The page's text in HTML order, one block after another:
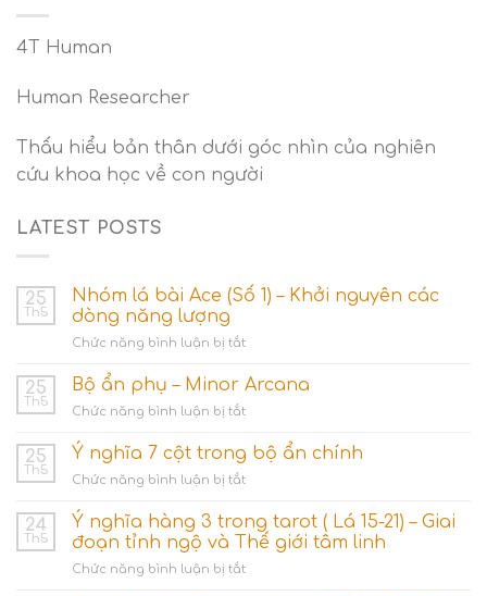
4T Human
Human Researcher
Thấu hiểu bản thân dưới góc nhìn của nghiên
cứu khoa học về con người
LATEST POSTS
25
Th5
Nhóm lá bài Ace (Số 1) – Khởi nguyên các
dòng năng lượng
Chức năng bình luận bị tắtở
lá
Ace
1)
các
dòng
năng
25
Th5
Bộ ẩn phụ – Minor Arcana
Chức năng bình luận bị tắtở
ẩn
phụ
–
Arcana
25
Th5
Ý nghĩa 7 cột trong bộ ẩn chính
Chức năng bình luận bị tắtở
nghĩa
7
cột
trong
24
Th5
Ý nghĩa hàng 3 trong tarot ( Lá 15-21) – Giai
đoạn tỉnh ngộ và Thế giới tâm linh
Chức năng bình luận bị tắtở